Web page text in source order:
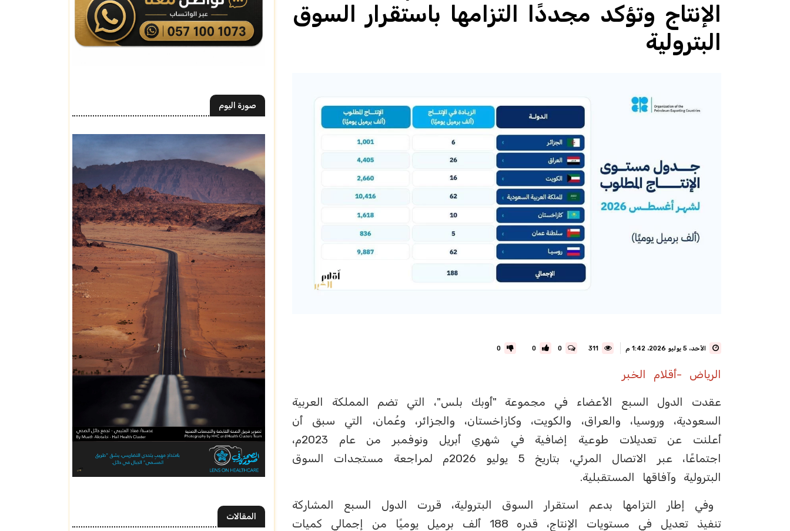
الإنتاج وتؤكد مجددًا التزامها باستقرار السوق
البترولية
الأحد، 5 يوليو 2026، 1:42 م 0
0
0
الرياض -أقلام الخبر
عقدت الدول السبع الأعضاء في مجموعة "أوبك بلس"، التي تضم المملكة العربية
السعودية، وروسيا، والعراق، والكويت، وكازاخستان، والجزائر، وعُمان، التي سبق أن
أعلنت عن تعديلات طوعية إضافية في شهري أبريل ونوفمبر من عام 2023م،
اجتماعًا، عبر الاتصال المرئي، بتاريخ 5 يوليو 2026م لمراجعة مستجدات السوق
البترولية وآفاقها المستقبلية.
وفي إطار التزامها بدعم استقرار السوق البترولية، قررت الدول السبع المشاركة
تنفيذ تعديل في مستويات الإنتاج، قدره 188 ألف برميل يوميًا من إجمالي كميات
صورة اليوم
المقالات